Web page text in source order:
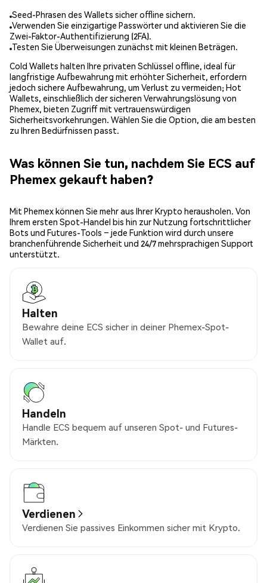
Seed-Phrasen des Wallets sicher offline sichern.
Verwenden Sie einzigartige Passwörter und aktivieren Sie die
Zwei-Faktor-Authentifizierung (2FA).
Testen Sie Überweisungen zunächst mit kleinen Beträgen.
Cold Wallets halten Ihre privaten Schlüssel offline, ideal für
langfristige Aufbewahrung mit erhöhter Sicherheit, erfordern
jedoch sichere Aufbewahrung, um Verlust zu vermeiden; Hot
Wallets, einschließlich der sicheren Verwahrungslösung von
Phemex, bieten Zugriff mit vertrauenswürdigen
Sicherheitsvorkehrungen. Wählen Sie die Option, die am besten
zu Ihren Bedürfnissen passt.
Was können Sie tun, nachdem Sie ECS auf
Phemex gekauft haben?
Mit Phemex können Sie mehr aus Ihrer Krypto herausholen. Von
Ihrem ersten Spot-Handel bis hin zur Nutzung fortschrittlicher
Bots und Futures-Tools – jede Funktion wird durch unsere
branchenführende Sicherheit und 24/7 mehrsprachigen Support
unterstützt.
Halten
Bewahre deine ECS sicher in deiner Phemex-Spot-
Wallet auf.
Handeln
Handle ECS bequem auf unseren Spot- und Futures-
Märkten.
Verdienen
Verdienen Sie passives Einkommen sicher mit Krypto.